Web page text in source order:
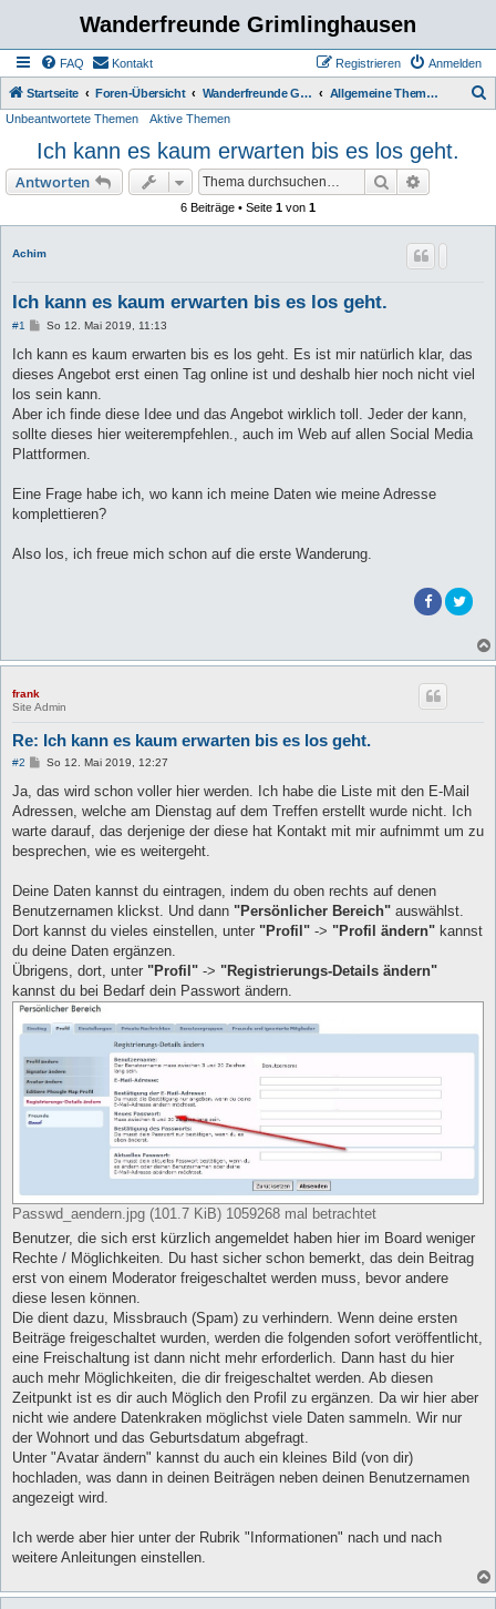
Wanderfreunde Grimlinghausen
FAQ Kontakt Anmelden
Registrieren
Startseite Foren-Übersicht Wanderfreunde Grimmlinghausen Allgemeine Themen / Diskussionen
Unbeantwortete Themen Aktive Themen
Ich kann es kaum erwarten bis es los geht.
Antworten Suche
6 Beiträge • Seite 1 von 1
Achim
Ich kann es kaum erwarten bis es los geht.
#1
B
i
r
a
So 12. Mai 2019, 11:13
Ich kann es kaum erwarten bis es los geht. Es ist mir natürlich klar, das
dieses Angebot erst einen Tag online ist und deshalb hier noch nicht viel
los sein kann.
Aber ich finde diese Idee und das Angebot wirklich toll. Jeder der kann,
sollte dieses hier weiterempfehlen., auch im Web auf allen Social Media
Plattformen.
Eine Frage habe ich, wo kann ich meine Daten wie meine Adresse
komplettieren?
Also los, ich freue mich schon auf die erste Wanderung.
frank
Site Admin
Re: Ich kann es kaum erwarten bis es los geht.
#2
B
i
r
a
So 12. Mai 2019, 12:27
Ja, das wird schon voller hier werden. Ich habe die Liste mit den E-Mail
Adressen, welche am Dienstag auf dem Treffen erstellt wurde nicht. Ich
warte darauf, das derjenige der diese hat Kontakt mit mir aufnimmt um zu
besprechen, wie es weitergeht.
Deine Daten kannst du eintragen, indem du oben rechts auf denen
Benutzernamen klickst. Und dann "Persönlicher Bereich" auswählst.
Dort kannst du vieles einstellen, unter "Profil" -> "Profil ändern" kannst
du deine Daten ergänzen.
Übrigens, dort, unter "Profil" -> "Registrierungs-Details ändern"
kannst du bei Bedarf dein Passwort ändern.
Passwd_aendern.jpg (101.7 KiB) 1059268 mal betrachtet
Benutzer, die sich erst kürzlich angemeldet haben hier im Board weniger
Rechte / Möglichkeiten. Du hast sicher schon bemerkt, das dein Beitrag
erst von einem Moderator freigeschaltet werden muss, bevor andere
diese lesen können.
Die dient dazu, Missbrauch (Spam) zu verhindern. Wenn deine ersten
Beiträge freigeschaltet wurden, werden die folgenden sofort veröffentlicht,
eine Freischaltung ist dann nicht mehr erforderlich. Dann hast du hier
auch mehr Möglichkeiten, die dir freigeschaltet werden. Ab diesen
Zeitpunkt ist es dir auch Möglich den Profil zu ergänzen. Da wir hier aber
nicht wie andere Datenkraken möglichst viele Daten sammeln. Wir nur
der Wohnort und das Geburtsdatum abgefragt.
Unter "Avatar ändern" kannst du auch ein kleines Bild (von dir)
hochladen, was dann in deinen Beiträgen neben deinen Benutzernamen
angezeigt wird.
Ich werde aber hier unter der Rubrik "Informationen" nach und nach
weitere Anleitungen einstellen.